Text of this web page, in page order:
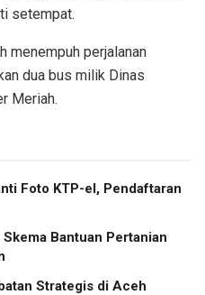
setempat.
menempuh perjalanan
dua bus milik Dinas
Meriah.
Foto KTP-el, Pendaftaran
Bantuan Pertanian
Strategis di Aceh